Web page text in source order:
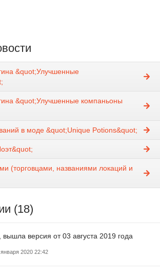
&quot;Улучшенные
&quot;Улучшенные компаньоны
в моде &quot;Unique Potions&quot;
(торговцами, названиями локаций и
(18)
версия от 03 августа 2019 года
2020 22:42